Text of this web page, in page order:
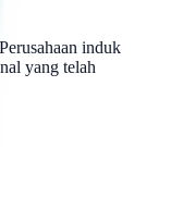
induk
yang telah